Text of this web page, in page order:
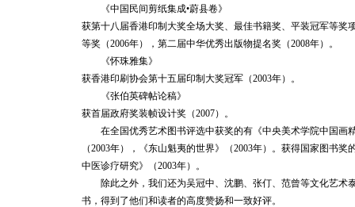
《中国民间剪纸集成•蔚县卷》
获第十八届香港印制大奖全场大奖、最佳书籍奖、平装冠军等奖
等奖（2006年），第二届中华优秀出版物提名奖（2008年）。
《怀珠雅集》
获香港印刷协会第十五届印制大奖冠军（2003年）。
《张伯英碑帖论稿》
获首届政府奖装帧设计奖（2007）。
在全国优秀艺术图书评选中获奖的有《中央美术学院中国画
（2003年），《东山魁夷的世界》（2003年）。获得国家图书
中医诊疗研究》（2003年）。
除此之外，我们还为吴冠中、沈鹏、张仃、范曾等文化艺术
书，得到了他们和读者的高度赞扬和一致好评。